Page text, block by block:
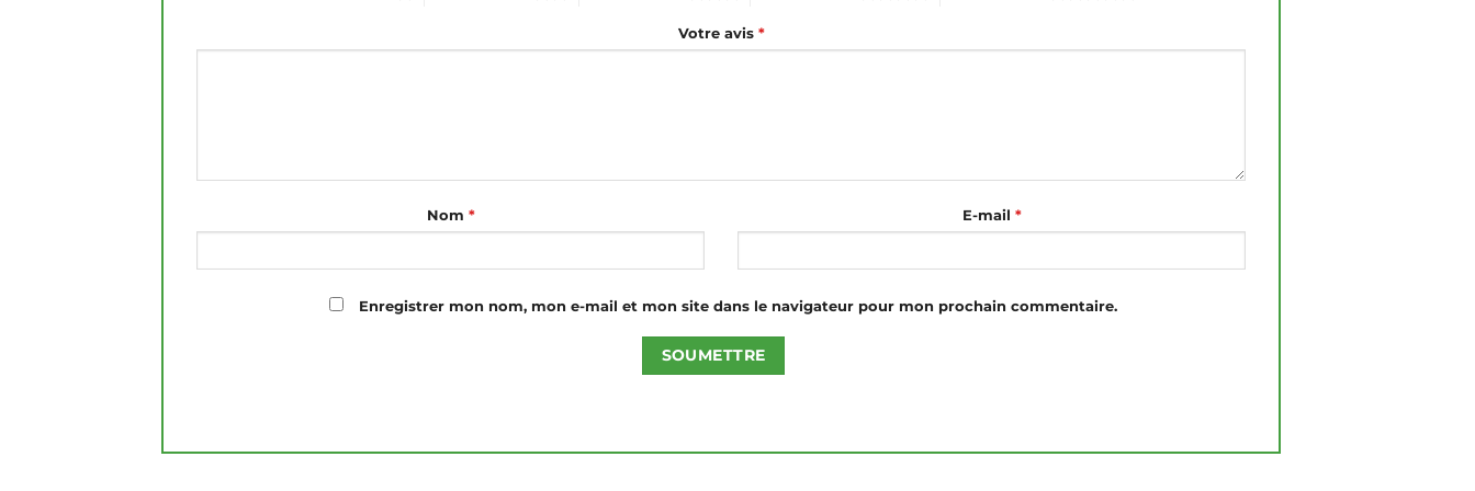
Votre avis *
Nom * E-mail *
Enregistrer mon nom, mon e-mail et mon site dans le navigateur pour mon prochain commentaire.